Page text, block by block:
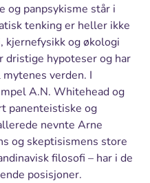
og panpsykisme står i
tenking er heller ikke
kjernefysikk og økologi
dristige hypoteser og har
verden. I
A.N. Whitehead og
panenteistiske og
nevnte Arne
og skeptisismens store
filosofi – har i de
posisjoner.